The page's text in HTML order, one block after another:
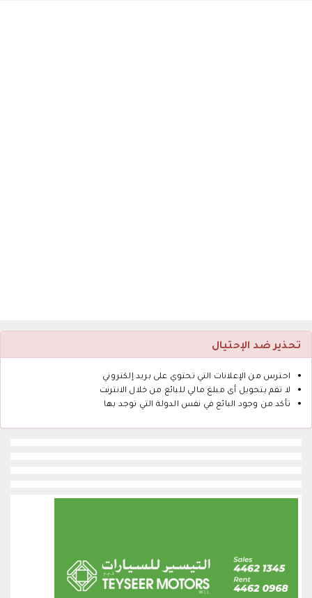
تحذير ضد الإحتيال
احترس من الإعلانات التي تحتوي على بريد إلكتروني
لا تقم بتحويل أى مبلغ مالي للبائع من خلال الانترنت
تأكد من وجود البائع في نفس الدولة التي توجد بها